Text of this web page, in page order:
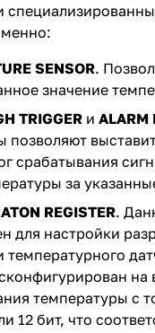
SENSOR.
значение
TRIGGER и ALARM
позволяют
срабатывания
за
REGISTER.
для настройки
температурного
на
температуры с
12 бит, что